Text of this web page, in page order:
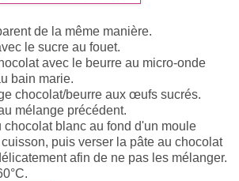
de la même manière.
le sucre au fouet.
avec le beurre au micro-onde
bain marie.
chocolat/beurre aux œufs sucrés.
mélange précédent.
chocolat blanc au fond d'un moule
puis verser la pâte au chocolat
afin de ne pas les mélanger.